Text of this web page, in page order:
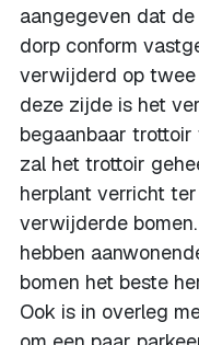
aangegeven dat
dorp conform
verwijderd op twee
deze zijde is het
begaanbaar
zal het trottoir
herplant verricht
verwijderde
hebben
bomen het beste
Ook is in overleg